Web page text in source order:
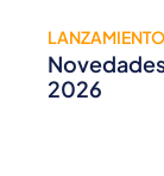
2026